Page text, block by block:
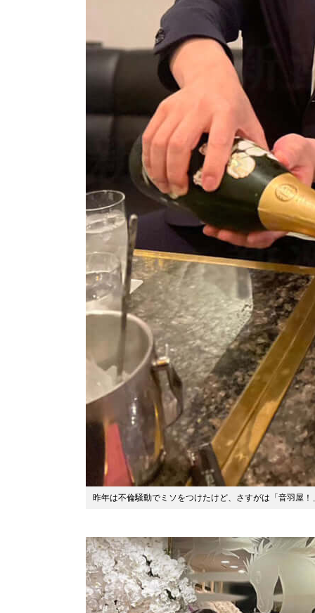
昨年は不倫騒動でミソをつけたけど、さすがは「音羽屋